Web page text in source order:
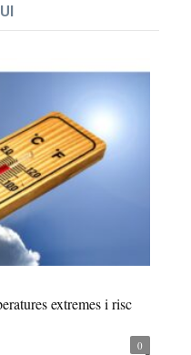
extremes i risc
0